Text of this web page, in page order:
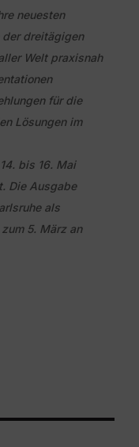
neuesten
der dreitägigen
Welt praxisnah
für die
Lösungen im
bis 16. Mai
Die Ausgabe
als
5. März an